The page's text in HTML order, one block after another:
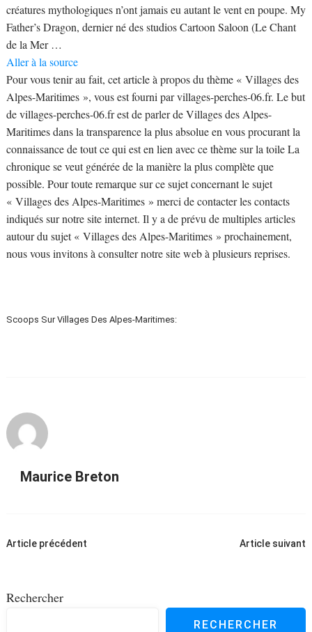
créatures mythologiques n’ont jamais eu autant le vent en poupe. My
Father’s Dragon, dernier né des studios Cartoon Saloon (Le Chant
de la Mer …
Aller à la source
Pour vous tenir au fait, cet article à propos du thème « Villages des
Alpes-Maritimes », vous est fourni par villages-perches-06.fr. Le but
de villages-perches-06.fr est de parler de Villages des Alpes-
Maritimes dans la transparence la plus absolue en vous procurant la
connaissance de tout ce qui est en lien avec ce thème sur la toile La
chronique se veut générée de la manière la plus complète que
possible. Pour toute remarque sur ce sujet concernant le sujet
« Villages des Alpes-Maritimes » merci de contacter les contacts
indiqués sur notre site internet. Il y a de prévu de multiples articles
autour du sujet « Villages des Alpes-Maritimes » prochainement,
nous vous invitons à consulter notre site web à plusieurs reprises.
Scoops Sur Villages Des Alpes-Maritimes:
Maurice Breton
Navigation
Article précédent Article suivant
Rechercher
RECHERCHER